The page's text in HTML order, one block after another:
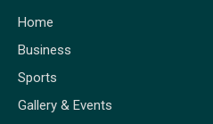
Home
Business
Sports
Gallery & Events